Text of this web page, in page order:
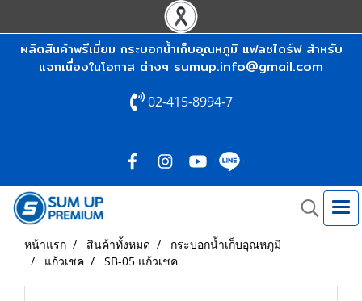
ผลิตสินค้าพรีเมี่ยม กระบอกน้ำเก็บอุณหภูมิ แฟลชไดร์ฟ สำหรับ
แจกเนื่องในโอกาส ต่างๆ sumup.info@gmail.com
02-415-8994-7
หน้าแรก สินค้าทั้งหมด
กระบอกน้ำเก็บอุณหภูมิ
แก้วเชค
SB-05 แก้วเชค